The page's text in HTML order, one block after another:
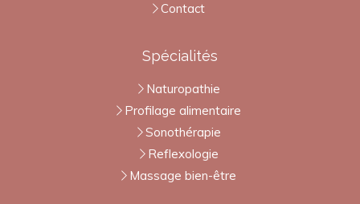
Contact
Spécialités
Naturopathie
Profilage alimentaire
Sonothérapie
Reflexologie
Massage bien-être